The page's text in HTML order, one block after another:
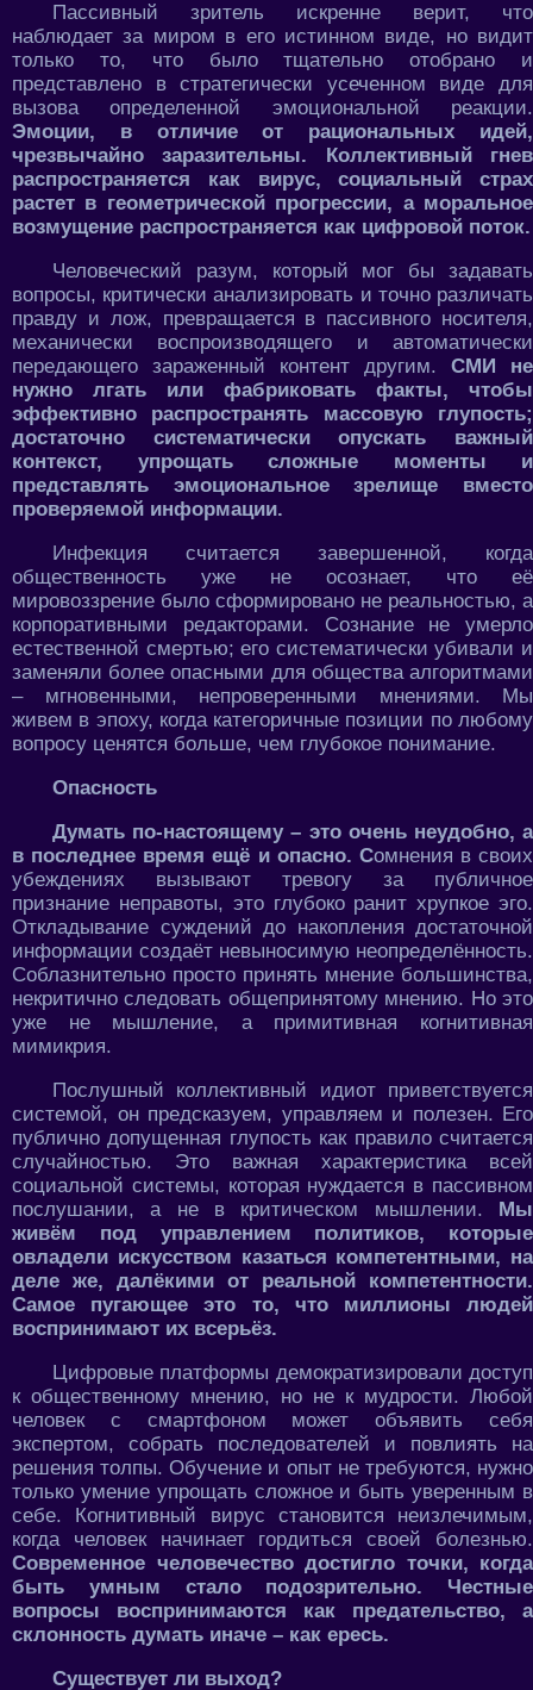
Пассивный зритель искренне верит, что
наблюдает за миром в его истинном виде, но видит
только то, что было тщательно отобрано и
представлено в стратегически усеченном виде для
вызова определенной эмоциональной реакции.
Эмоции, в отличие от рациональных идей,
чрезвычайно заразительны. Коллективный гнев
распространяется как вирус, социальный страх
растет в геометрической прогрессии, а моральное
возмущение распространяется как цифровой поток.
Человеческий разум, который мог бы задавать
вопросы, критически анализировать и точно различать
правду и лож, превращается в пассивного носителя,
механически воспроизводящего и автоматически
передающего зараженный контент другим. СМИ не
нужно лгать или фабриковать факты, чтобы
эффективно распространять массовую глупость;
достаточно систематически опускать важный
контекст, упрощать сложные моменты и
представлять эмоциональное зрелище вместо
проверяемой информации.
Инфекция считается завершенной, когда
общественность уже не осознает, что её
мировоззрение было сформировано не реальностью, а
корпоративными редакторами. Сознание не умерло
естественной смертью; его систематически убивали и
заменяли более опасными для общества алгоритмами
– мгновенными, непроверенными мнениями. Мы
живем в эпоху, когда категоричные позиции по любому
вопросу ценятся больше, чем глубокое понимание.
Опасность
Думать по-настоящему – это очень неудобно, а
в последнее время ещё и опасно. Сомнения в своих
убеждениях вызывают тревогу за публичное
признание неправоты, это глубоко ранит хрупкое эго.
Откладывание суждений до накопления достаточной
информации создаёт невыносимую неопределённость.
Соблазнительно просто принять мнение большинства,
некритично следовать общепринятому мнению. Но это
уже не мышление, а примитивная когнитивная
мимикрия.
Послушный коллективный идиот приветствуется
системой, он предсказуем, управляем и полезен. Его
публично допущенная глупость как правило считается
случайностью. Это важная характеристика всей
социальной системы, которая нуждается в пассивном
послушании, а не в критическом мышлении. Мы
живём под управлением политиков, которые
овладели искусством казаться компетентными, на
деле же, далёкими от реальной компетентности.
Самое пугающее это то, что миллионы людей
воспринимают их всерьёз.
Цифровые платформы демократизировали доступ
к общественному мнению, но не к мудрости. Любой
человек с смартфоном может объявить себя
экспертом, собрать последователей и повлиять на
решения толпы. Обучение и опыт не требуются, нужно
только умение упрощать сложное и быть уверенным в
себе. Когнитивный вирус становится неизлечимым,
когда человек начинает гордиться своей болезнью.
Современное человечество достигло точки, когда
быть умным стало подозрительно. Честные
вопросы воспринимаются как предательство, а
склонность думать иначе – как ересь.
Существует ли выход?